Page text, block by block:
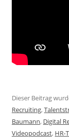
Dieser Beitrag
Recruiting,
Baumann, Digital
Videopodcast, HR-